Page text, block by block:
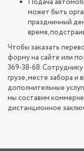
Подача
может быть
праздничный
время,
Чтобы заказать
форму на сайте или
369-38-68.
грузе, месте забора и
дополнительные
мы составим
дистанционное